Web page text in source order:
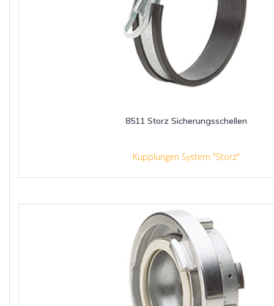
8511 Storz Sicherungsschellen
Kupplungen System "Storz"